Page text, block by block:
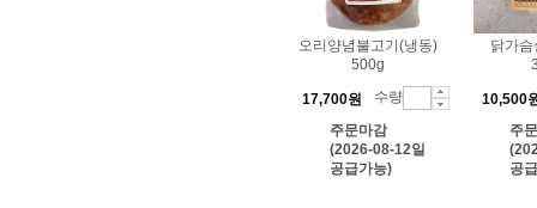
오리양념불고기(냉동)
500g
17,700원
수량
주문마감
(2026-08-12일
공급가능)
닭가
10,500
주
공